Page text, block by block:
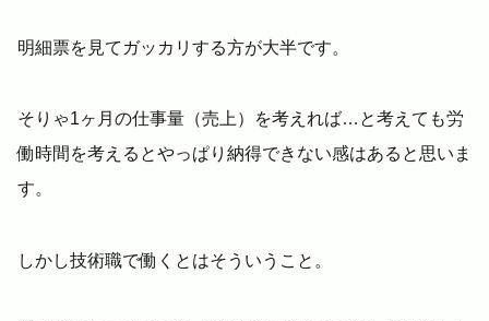
明細票を見てガッカリする方が大半です。
そりゃ1ヶ月の仕事量（売上）を考えれば…と考えても労
働時間を考えるとやっぱり納得できない感はあると思いま
す。
しかし技術職で働くとはそういうこと。